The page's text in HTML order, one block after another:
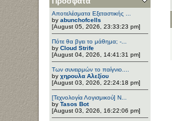
Αποτελέσματα Εξεταστικής ...
by abunchofcells
[August 05, 2026, 23:33:23 pm]
Πότε θα βγει το μάθημα; -...
by Cloud Strife
[August 04, 2026, 14:41:31 pm]
Των συνειρμών το παίγνιο....
by χηρουλα Αλεξίου
[August 03, 2026, 22:24:18 pm]
[Τεχνολογία Λογισμικού] Ν...
by Tasos Bot
[August 03, 2026, 16:22:06 pm]